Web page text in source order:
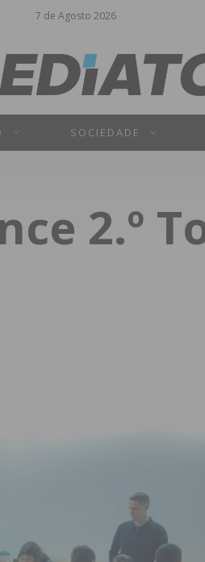
7 de Agosto 2026
SOCIEDADE
2.º